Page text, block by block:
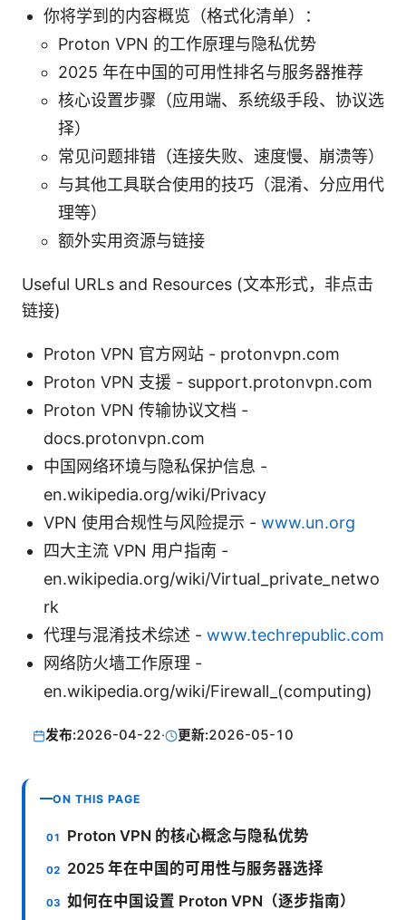
你将学到的内容概览（格式化清单）：
Proton VPN 的工作原理与隐私优势
2025 年在中国的可用性排名与服务器推荐
核心设置步骤（应用端、系统级手段、协议选
择）
常见问题排错（连接失败、速度慢、崩溃等）
与其他工具联合使用的技巧（混淆、分应用代
理等）
额外实用资源与链接
Useful URLs and Resources (文本形式，非点击
链接)
Proton VPN 官方网站 - protonvpn.com
Proton VPN 支援 - support.protonvpn.com
Proton VPN 传输协议文档 -
docs.protonvpn.com
中国网络环境与隐私保护信息 -
en.wikipedia.org/wiki/Privacy
VPN 使用合规性与风险提示 - www.un.org
四大主流 VPN 用户指南 -
en.wikipedia.org/wiki/Virtual_private_netwo
rk
代理与混淆技术综述 - www.techrepublic.com
网络防火墙工作原理 -
en.wikipedia.org/wiki/Firewall_(computing)
发布:2026-04-22· 更新:2026-05-10
ON THIS PAGE
Proton VPN 的核心概念与隐私优势
2025 年在中国的可用性与服务器选择
如何在中国设置 Proton VPN（逐步指南）